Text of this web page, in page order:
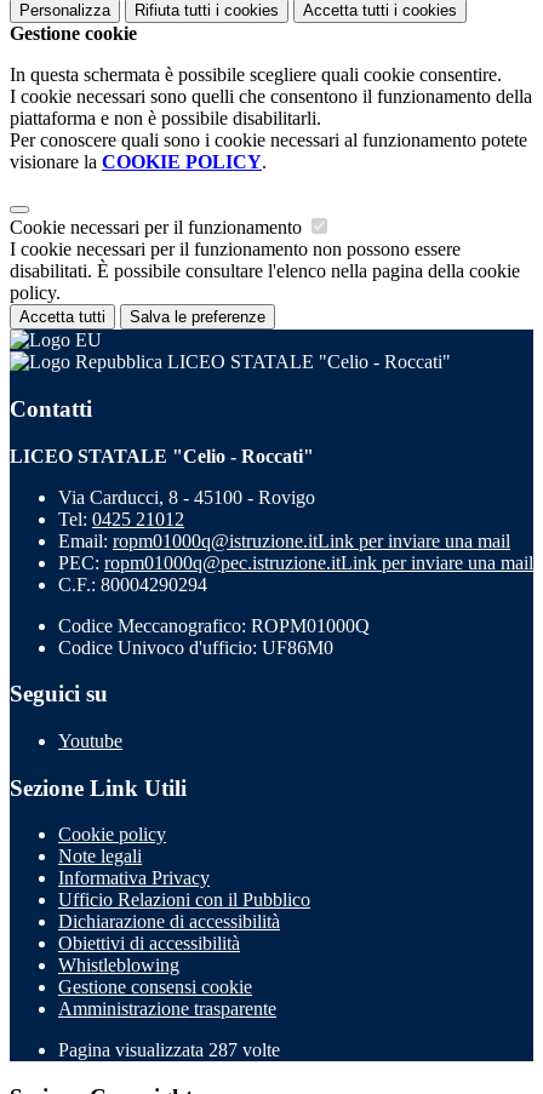
Personalizza Rifiuta tutti i cookies Accetta tutti i cookies
Gestione cookie
In questa schermata è possibile scegliere quali cookie consentire.
I cookie necessari sono quelli che consentono il funzionamento della
piattaforma e non è possibile disabilitarli.
Per conoscere quali sono i cookie necessari al funzionamento potete
visionare la COOKIE POLICY.
Cookie necessari per il funzionamento
I cookie necessari per il funzionamento non possono essere
disabilitati. È possibile consultare l'elenco nella pagina della cookie
policy.
Accetta tutti Salva le preferenze
LICEO STATALE "Celio - Roccati"
Contatti
LICEO STATALE "Celio - Roccati"
Via Carducci, 8 - 45100 - Rovigo
Tel: 0425 21012
Email: ropm01000q@istruzione.itLink per inviare una mail
PEC: ropm01000q@pec.istruzione.itLink per inviare una mail
C.F.: 80004290294
Codice Meccanografico: ROPM01000Q
Codice Univoco d'ufficio: UF86M0
Seguici su
Youtube
Sezione Link Utili
Cookie policy
Note legali
Informativa Privacy
Ufficio Relazioni con il Pubblico
Dichiarazione di accessibilità
Obiettivi di accessibilità
Whistleblowing
Gestione consensi cookie
Amministrazione trasparente
Pagina visualizzata 287 volte